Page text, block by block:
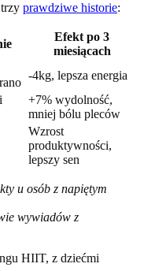
prawdziwe historie:
Efekt po 3
miesiącach
rano
-4kg, lepsza energia
+7% wydolność,
mniej bólu pleców
Wzrost
produktywności,
lepszy sen
u osób z napiętym
wywiadów z